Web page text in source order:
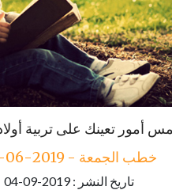
خمس أمور تعينك على تربية
خطب الجمعة - 2019-06-14
تاريخ النشر : 2019-09-04